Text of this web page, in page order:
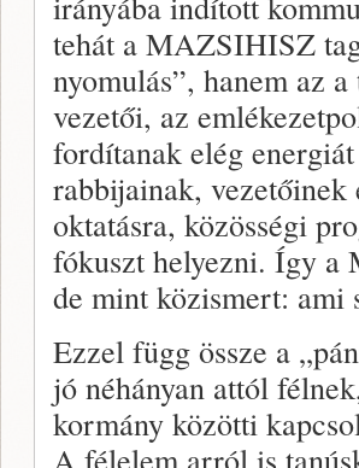
tehát a MAZSIHISZ
nyomulás”, hanem az
vezetői, az
fordítanak elég
rabbijainak,
oktatásra, közösségi
fókuszt helyezni. Így a
de mint közismert: ami
Ezzel függ össze a
jó néhányan attól
kormány közötti
A félelem arról is